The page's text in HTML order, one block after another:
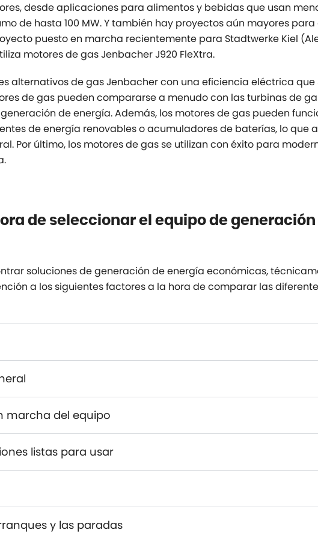
desde aplicaciones para alimentos y bebidas que usan
de hasta 100 MW. Y también hay proyectos aún mayores
puesto en marcha recientemente para Stadtwerke Kiel
motores de gas Jenbacher J920 FleXtra.
alternativos de gas Jenbacher con una eficiencia eléctrica que
de gas pueden compararse a menudo con las turbinas de
de energía. Además, los motores de gas pueden
de energía renovables o acumuladores de baterías, lo que
Por último, los motores de gas se utilizan con éxito para
de seleccionar el equipo de generación
soluciones de generación de energía económicas,
a los siguientes factores a la hora de comparar las
marcha del equipo
listas para usar
y las paradas